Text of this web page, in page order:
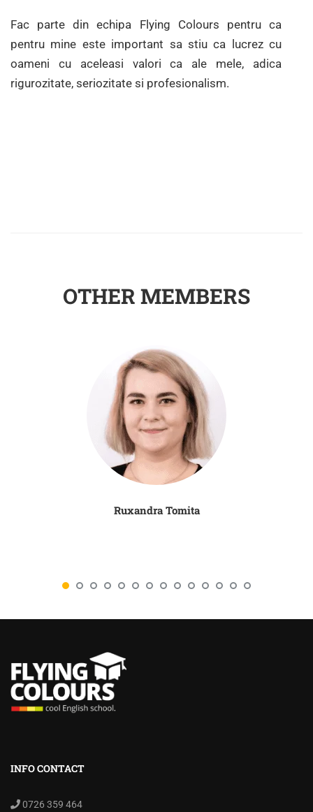
Fac parte din echipa Flying Colours pentru ca
pentru mine este important sa stiu ca lucrez cu
oameni cu aceleasi valori ca ale mele, adica
rigurozitate, seriozitate si profesionalism.
OTHER MEMBERS
Ruxandra Tomita
INFO CONTACT
0726 359 464